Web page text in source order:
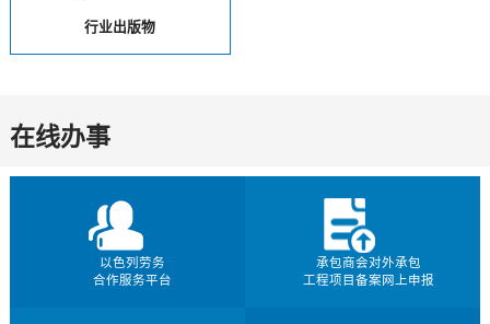
行业出版物
在线办事
以色列劳务
合作服务平台
承包商会对外承包
工程项目备案网上申报